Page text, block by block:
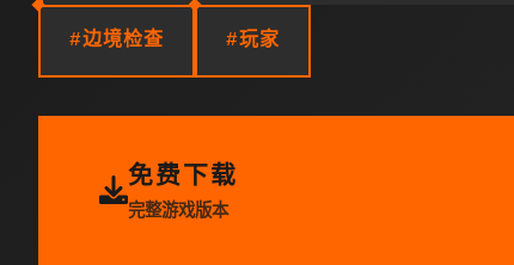
#边境检查 #玩家
免费下载
完整游戏版本